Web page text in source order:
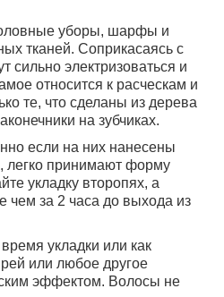
уборы, шарфы и
тканей. Соприкасаясь с
сильно электризоваться и
относится к расческам и
те, что сделаны из дерева
на зубчиках.
если на них нанесены
легко принимают форму
укладку второпях, а
чем за 2 часа до выхода из
укладки или как
или любое другое
эффектом. Волосы не